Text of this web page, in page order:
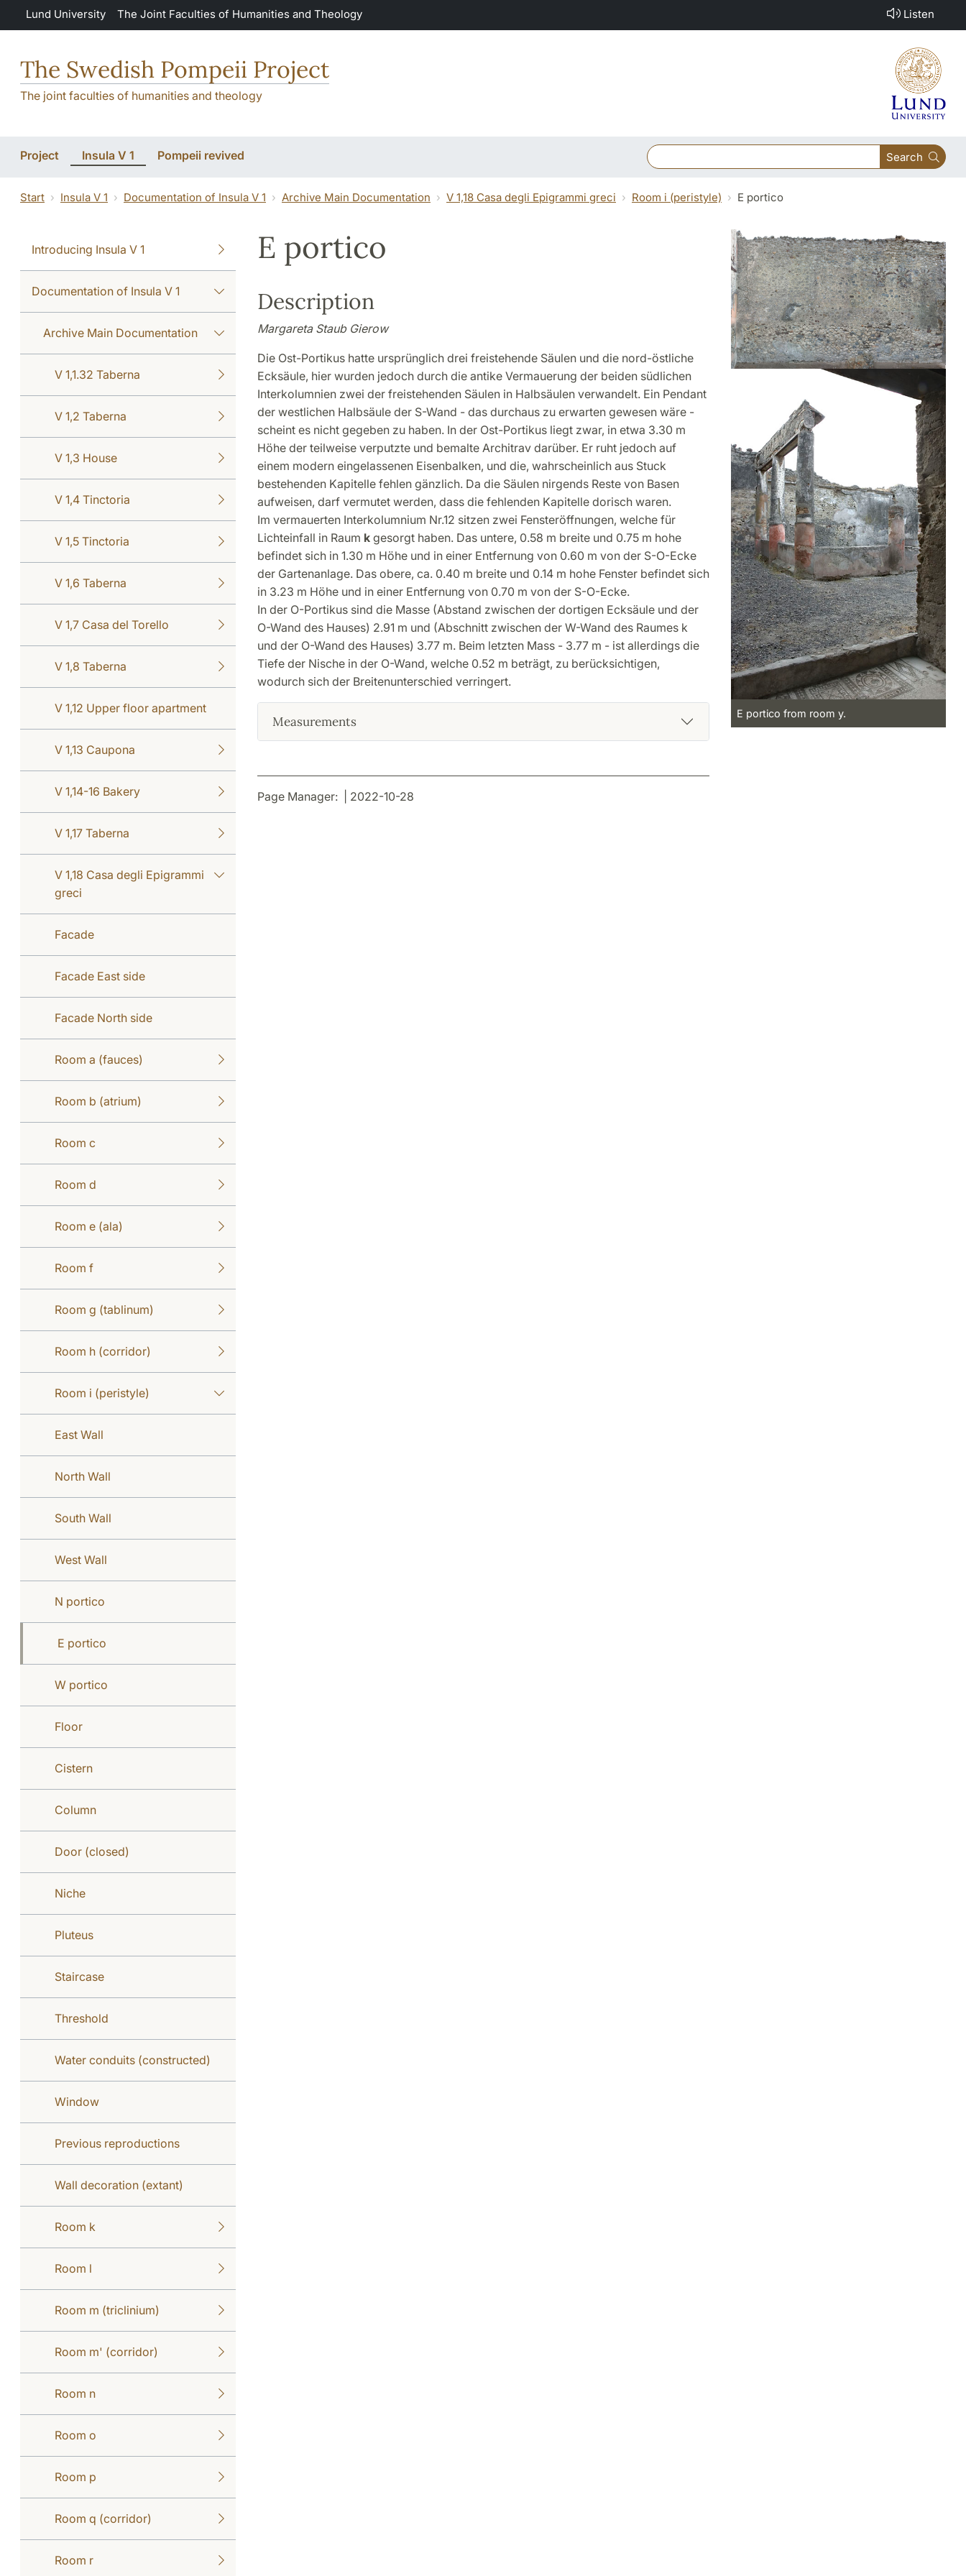
Skip to main content
Lund University The Joint Faculties of Humanities and Theology Listen
The Swedish Pompeii Project
The joint faculties of humanities and theology
Project Insula V 1 Pompeii revived Search
Start Insula V 1 Documentation of Insula V 1 Archive Main Documentation V 1,18 Casa degli Epigrammi greci Room i (peristyle) E portico
Introducing Insula V 1
Documentation of Insula V 1
Archive Main Documentation
V 1,1.32 Taberna
V 1,2 Taberna
V 1,3 House
V 1,4 Tinctoria
V 1,5 Tinctoria
V 1,6 Taberna
V 1,7 Casa del Torello
V 1,8 Taberna
V 1,12 Upper floor apartment
V 1,13 Caupona
V 1,14-16 Bakery
V 1,17 Taberna
V 1,18 Casa degli Epigrammi
greci
Facade
Facade East side
Facade North side
Room a (fauces)
Room b (atrium)
Room c
Room d
Room e (ala)
Room f
Room g (tablinum)
Room h (corridor)
Room i (peristyle)
East Wall
North Wall
South Wall
West Wall
N portico
E portico
W portico
Floor
Cistern
Column
Door (closed)
Niche
Pluteus
Staircase
Threshold
Water conduits (constructed)
Window
Previous reproductions
Wall decoration (extant)
Room k
Room l
Room m (triclinium)
Room m' (corridor)
Room n
Room o
Room p
Room q (corridor)
Room r
E portico
Description
Margareta Staub Gierow
Die Ost-Portikus hatte ursprünglich drei freistehende Säulen und die nord-östliche
Ecksäule, hier wurden jedoch durch die antike Vermauerung der beiden südlichen
Interkolumnien zwei der freistehenden Säulen in Halbsäulen verwandelt. Ein Pendant
der westlichen Halbsäule der S-Wand - das durchaus zu erwarten gewesen wäre -
scheint es nicht gegeben zu haben. In der Ost-Portikus liegt zwar, in etwa 3.30 m
Höhe der teilweise verputzte und bemalte Architrav darüber. Er ruht jedoch auf
einem modern eingelassenen Eisenbalken, und die, wahrscheinlich aus Stuck
bestehenden Kapitelle fehlen gänzlich. Da die Säulen nirgends Reste von Basen
aufweisen, darf vermutet werden, dass die fehlenden Kapitelle dorisch waren.
Im vermauerten Interkolumnium Nr.12 sitzen zwei Fensteröffnungen, welche für
Lichteinfall in Raum kgesorgt haben. Das untere, 0.58 m breite und 0.75 m hohe
befindet sich in 1.30 m Höhe und in einer Entfernung von 0.60 m von der S-O-Ecke
der Gartenanlage. Das obere, ca. 0.40 m breite und 0.14 m hohe Fenster befindet sich
in 3.23 m Höhe und in einer Entfernung von 0.70 m von der S-O-Ecke.
In der O-Portikus sind die Masse (Abstand zwischen der dortigen Ecksäule und der
O-Wand des Hauses) 2.91 m und (Abschnitt zwischen der W-Wand des Raumes k
und der O-Wand des Hauses) 3.77 m. Beim letzten Mass - 3.77 m - ist allerdings die
Tiefe der Nische in der O-Wand, welche 0.52 m beträgt, zu berücksichtigen,
wodurch sich der Breitenunterschied verringert.
Measurements
E portico from room y.
Page Manager: | 2022-10-28